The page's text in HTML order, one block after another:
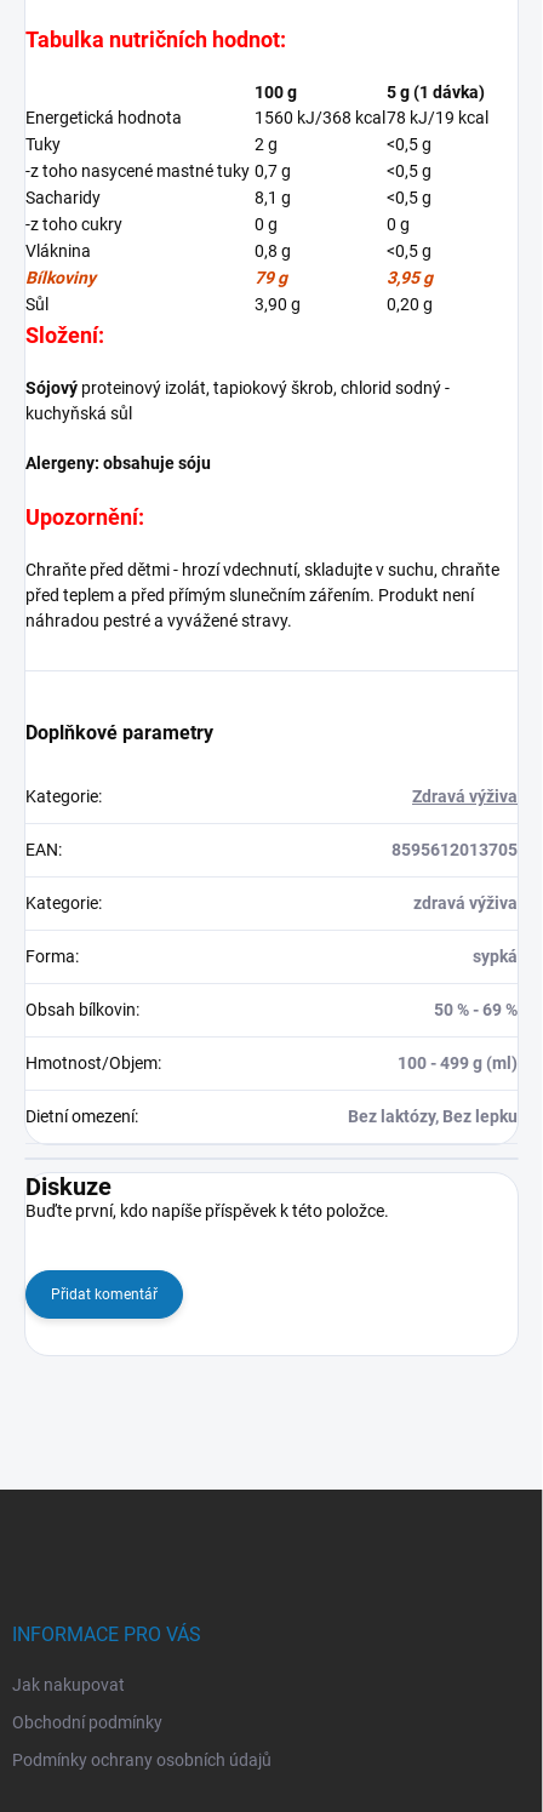
Tabulka nutričních hodnot:
100 g
5 g (1 dávka)
Energetická hodnota
1560 kJ/368 kcal 78 kJ/19 kcal
Tuky
2 g
<0,5 g
-z toho nasycené mastné tuky 0,7 g
<0,5 g
Sacharidy
8,1 g
<0,5 g
-z toho cukry
0 g
0 g
Vláknina
0,8 g
<0,5 g
Bílkoviny
79 g
3,95 g
Sůl
3,90 g 0,20 g
Složení:
Sójový proteinový izolát, tapiokový škrob, chlorid sodný -
kuchyňská sůl
Alergeny: obsahuje sóju
Upozornění:
Chraňte před dětmi - hrozí vdechnutí, skladujte v suchu, chraňte
před teplem a před přímým slunečním zářením. Produkt není
náhradou pestré a vyvážené stravy.
Doplňkové parametry
Kategorie: Zdravá výživa
EAN: 8595612013705
Kategorie: zdravá výživa
Forma: sypká
Obsah bílkovin: 50 % - 69 %
Hmotnost/Objem: 100 - 499 g (ml)
Dietní omezení: Bez laktózy, Bez lepku
Diskuze
Buďte první, kdo napíše příspěvek k této položce.
Přidat komentář
INFORMACE PRO VÁS
Jak nakupovat
Obchodní podmínky
Podmínky ochrany osobních údajů